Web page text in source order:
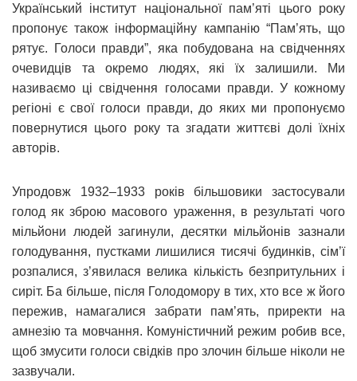
Український інститут національної пам’яті цього року
пропонує також інформаційну кампанію “Пам’ять, що
рятує. Голоси правди”, яка побудована на свідченнях
очевидців та окремо людях, які їх залишили. Ми
називаємо ці свідчення голосами правди. У кожному
регіоні є свої голоси правди, до яких ми пропонуємо
повернутися цього року та згадати життєві долі їхніх
авторів.
Упродовж 1932–1933 років більшовики застосували
голод як зброю масового ураження, в результаті чого
мільйони людей загинули, десятки мільйонів зазнали
голодування, пустками лишилися тисячі будинків, сім’ї
розпалися, з’явилася велика кількість безпритульних і
сиріт. Ба більше, після Голодомору в тих, хто все ж його
пережив, намагалися забрати пам’ять, приректи на
амнезію та мовчання. Комуністичний режим робив все,
щоб змусити голоси свідків про злочин більше ніколи не
зазвучали.